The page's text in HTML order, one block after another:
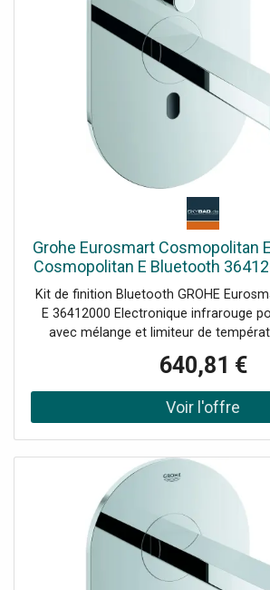
APP Nombre de rinçages automatiques
rinçage Consommation par jour / les
Nombre de désinfections
dernière désinfection Paramètres
suivi rinçage automatique, désinfection
de nettoyage Contrôle du temps de
Attribution de profil par attribution de
Enregistrez et envoyez 3 profils
d'usine ou utilisateur Version
Marque CE Groupe de raccords I selon
de classe de protection IP
Grohe Eurosmart Cosmopolitan
Cosmopolitan E Bluetooth
172 mm, chrome, mitigeur
avec
Kit de finition Bluetooth GROHE
E 36412000 Electronique infrarouge
avec mélange et limiteur de
manière variable avec capteur
Bluetooth pour la communication
nombreuses lectures Paramètres et
avec transformateur 100-240 V AC 50 à
/ min Projection 172 mm Portée
revêtements muraux et de sol
lecture: surveillance APP mot de passe
APP Nombre de rinçages automatiques
rinçage Consommation par jour / les
Nombre de désinfections
dernière désinfection Paramètres:
640,81 €